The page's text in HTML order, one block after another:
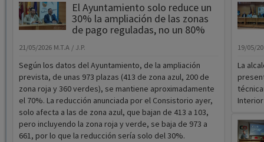
El Ayuntamiento solo reduce un
30% la ampliación de las zonas
de pago reguladas, no un 80%
21/05/2026 M.T.A / J.P.
Según los datos del Ayuntamiento, de la ampliación
prevista, de unas 973 plazas (413 de zona azul, 200 de
zona roja y 360 verdes), se mantiene aproximadamente
el 70%. La reducción anunciada por el Consistorio ayer,
solo afecta a las de zona azul, que bajan de 413 a 103,
pero incluyendo la zona roja y verde, se baja de 973 a
661, por lo que la reducción sería solo del 30%.
19/05/
La